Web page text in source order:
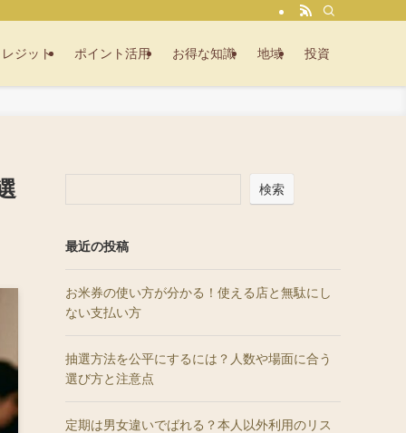
ジット ポイント活用 お得な知識 地域 投資
検索
最近の投稿
お米券の使い方が分かる！使える店と無駄にし
ない支払い方
抽選方法を公平にするには？人数や場面に合う
選び方と注意点
定期は男女違いでばれる？本人以外利用のリス